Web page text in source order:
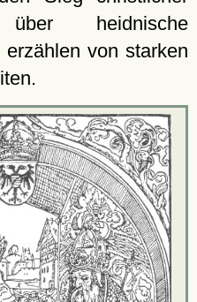
über heidnische
von starken